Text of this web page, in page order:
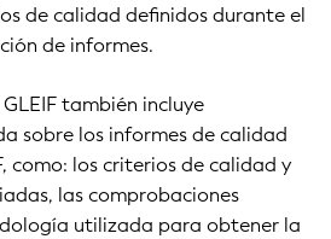
de calidad definidos durante el
de informes.
también incluye
sobre los informes de calidad
como: los criterios de calidad y
las comprobaciones
utilizada para obtener la